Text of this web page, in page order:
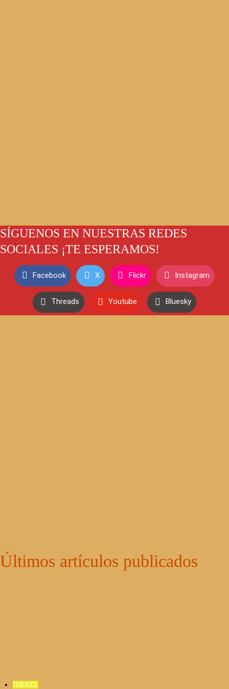
SÍGUENOS EN NUESTRAS REDES
SOCIALES ¡TE ESPERAMOS!
Facebook X Flickr Instagram
Threads Youtube Bluesky
Últimos artículos publicados
ISRAEL